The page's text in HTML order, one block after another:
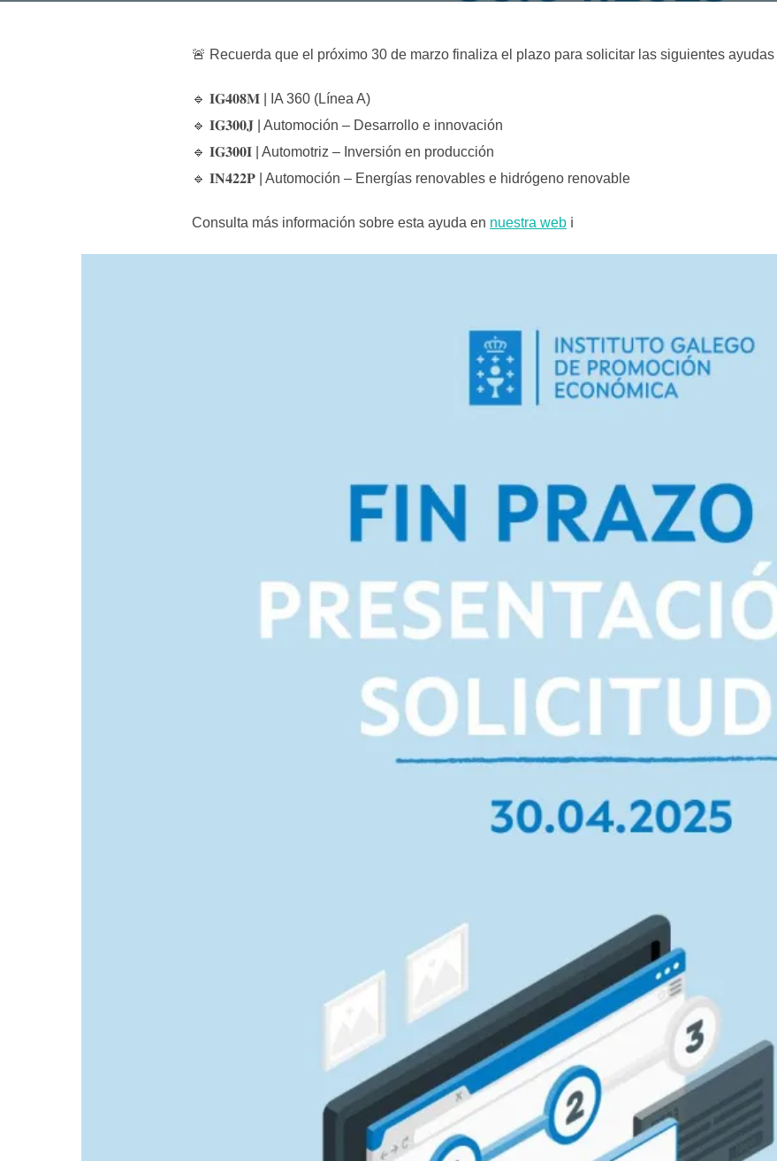
🚨 Recuerda que el próximo 30 de marzo finaliza el plazo para solicitar las siguientes
🔹 𝐈𝐆𝟒𝟎𝟖𝐌 | IA 360 (Línea A)
🔹 𝐈𝐆𝟑𝟎𝟎𝐉 | Automoción – Desarrollo e innovación
🔹 𝐈𝐆𝟑𝟎𝟎𝐈 | Automotriz – Inversión en producción
🔹 𝐈𝐍𝟒𝟐𝟐𝐏 | Automoción – Energías renovables e hidrógeno renovable
Consulta más información sobre esta ayuda en nuestra web ℹ